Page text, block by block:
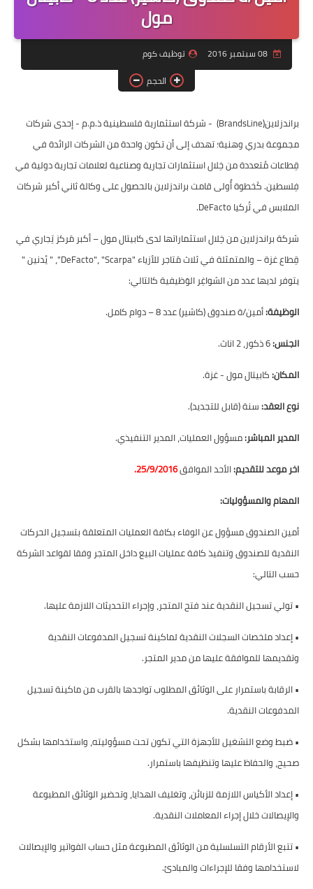
منوعات
نماذج سيرة ذاتية
مول
08 سبتمبر 2016
توظيف كوم
الحجم
براندزلاين(BrandsLine) - شركة استثمارية فلسطينية ذ.م.م - إحدى شركات
مجموعة بدري وهنية؛ تهدف إلى أن تكون واحدة من الشركات الرائدة في
قِطاعات مُتعددة من خِلال استثمارات تجارية وصناعية لعلامات تجارية دولية في
فِلسطين. كَخطوة أُولى قامت براندزلاين بالحصول على وكالة ثاني أكبر شركات
الملابس في تُركيا DeFacto.
شركة براندزلاين من خِلال استثماراتها لدى كابيتال مول – أكبر مَركز تِجاري في
قِطاع غزة – والمتمثلة في ثلاث مَتاجر للأزياء "DeFacto"، "Scarpa"، " يُدنين "
يتوفر لديها عدد من الشواغِر الوَظيفية كالتالي:
الوظيفة:أمين/ة صندوق (كاشير) عدد 8 – دوام كامل.
الجنس:
المكان:كابيتال مول - غزة.
نوع العقد:سنة (قابل للتجديد).
المدير المباشر:مسؤول العمليات، المدير التنفيذي.
اخر موعد للتقديم:الأحد الموافق25/9/2016.
المهام والمسؤوليات:
أمين الصندوق مسؤول عن الوفاء بكافة العمليات المتعلقة بتسجيل الحركات
النقدية للصندوق وتنفيذ كافة عمليات البيع داخل المتجر وفقا لقواعد الشركة
حسب التالي:
•تولي تسجيل النقدية عند فتح المتجر، وإجراء التحديثات اللازمة عليها.
•إعداد ملخصات السجلات النقدية لماكينة تسجيل المدفوعات النقدية
وتقديمها للموافقة عليها من مدير المتجر.
•الرقابة باستمرار على الوثائق المطلوب تواجدها بالقرب من ماكينة تسجيل
المدفوعات النقدية.
•ضبط وضع التشغيل للأجهزة التي تكون تحت مسؤوليته، واستخدامها بشكل
صحيح، والحفاظ عليها وتنظيفها باستمرار.
•إعداد الأكياس اللازمة للزبائن، وتغليف الهدايا، وتحضير الوثائق المطبوعة
والإيصالات خلال إجراء المعاملات النقدية.
•تتبع الأرقام التسلسلية من الوثائق المطبوعة مثل حساب الفواتير والإيصالات
لاستخدامها وفقا للإجراءات والمبادئ.